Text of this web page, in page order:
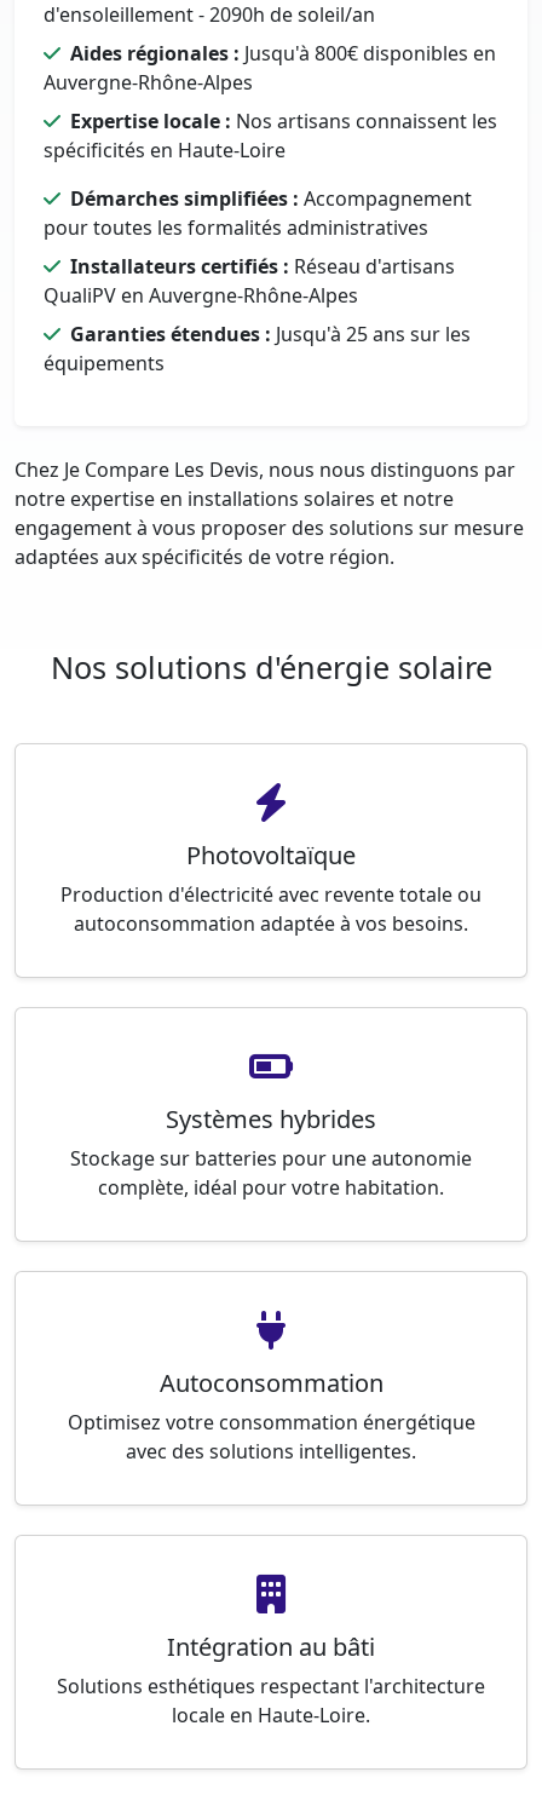
d'ensoleillement - 2090h de soleil/an
Aides régionales : Jusqu'à 800€ disponibles en
Auvergne-Rhône-Alpes
Expertise locale : Nos artisans connaissent les
spécificités en Haute-Loire
Démarches simplifiées : Accompagnement
pour toutes les formalités administratives
Installateurs certifiés : Réseau d'artisans
QualiPV en Auvergne-Rhône-Alpes
Garanties étendues : Jusqu'à 25 ans sur les
équipements
Chez Je Compare Les Devis, nous nous distinguons par
notre expertise en installations solaires et notre
engagement à vous proposer des solutions sur mesure
adaptées aux spécificités de votre région.
Nos solutions d'énergie solaire
Photovoltaïque
Production d'électricité avec revente totale ou
autoconsommation adaptée à vos besoins.
Systèmes hybrides
Stockage sur batteries pour une autonomie
complète, idéal pour votre habitation.
Autoconsommation
Optimisez votre consommation énergétique
avec des solutions intelligentes.
Intégration au bâti
Solutions esthétiques respectant l'architecture
locale en Haute-Loire.